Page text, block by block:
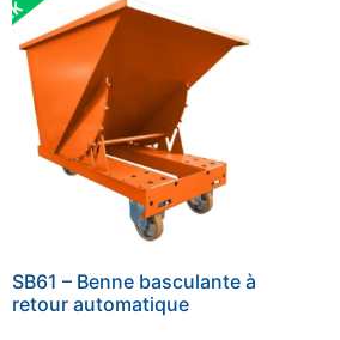
SB61 – Benne basculante à
retour automatique